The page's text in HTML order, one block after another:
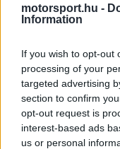
motorsport.hu -
Information
If you wish to opt-out
processing of your
targeted advertising
section to confirm
opt-out request is
interest-based ads
us or personal
A szakember a
beszélgetés
forgatókönyvre,
világbajnokMax
tervek között